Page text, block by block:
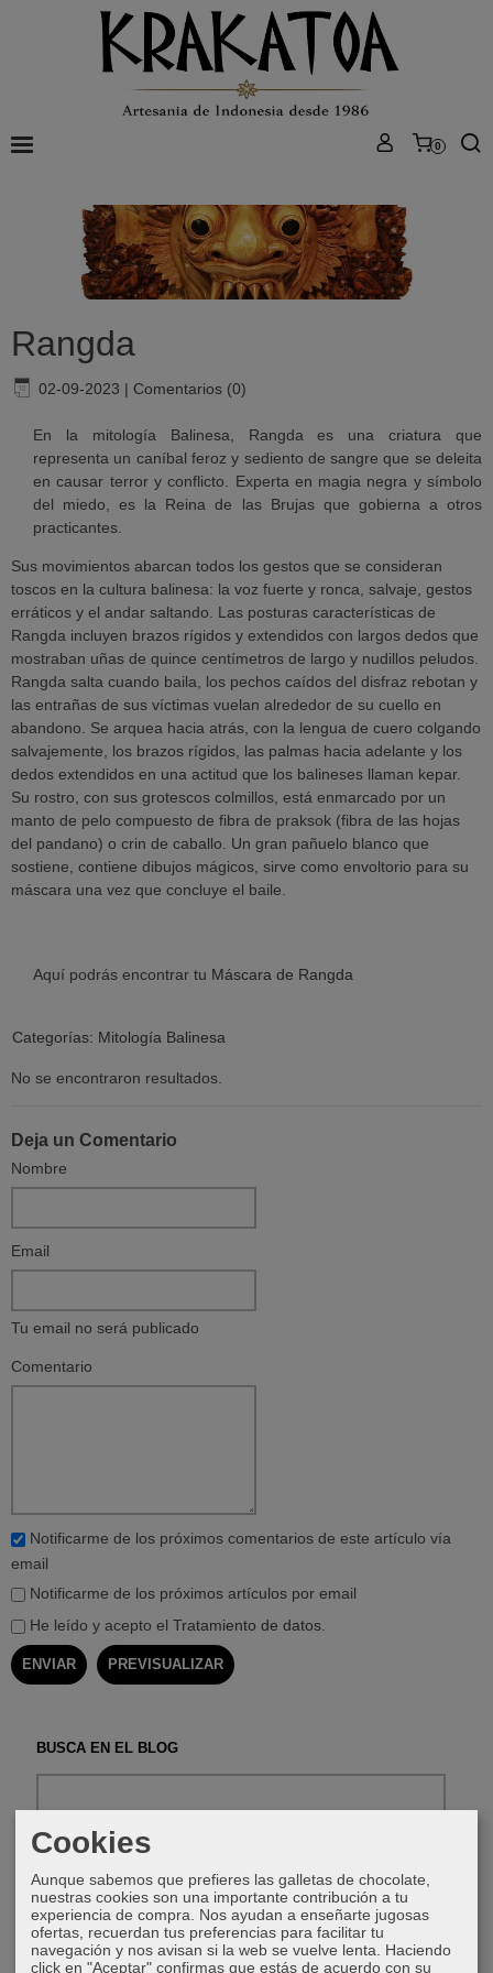
0
BUSCA EN EL BLOG
CATEGORÍAS DEL BLOG
Indonesia
Rangda
02-09-2023 | Comentarios (0)
En la mitología Balinesa, Rangda es una criatura que
representa un caníbal feroz y sediento de sangre que se deleita
en causar terror y conflicto. Experta en magia negra y símbolo
del miedo, es la Reina de las Brujas que gobierna a otros
practicantes.
Sus movimientos abarcan todos los gestos que se consideran
toscos en la cultura balinesa: la voz fuerte y ronca, salvaje, gestos
erráticos y el andar saltando. Las posturas características de
Rangda incluyen brazos rígidos y extendidos con largos dedos que
mostraban uñas de quince centímetros de largo y nudillos peludos.
Rangda salta cuando baila, los pechos caídos del disfraz rebotan y
las entrañas de sus víctimas vuelan alrededor de su cuello en
abandono. Se arquea hacia atrás, con la lengua de cuero colgando
salvajemente, los brazos rígidos, las palmas hacia adelante y los
dedos extendidos en una actitud que los balineses llaman kepar.
Su rostro, con sus grotescos colmillos, está enmarcado por un
manto de pelo compuesto de fibra de praksok (fibra de las hojas
del pandano) o crin de caballo. Un gran pañuelo blanco que
sostiene, contiene dibujos mágicos, sirve como envoltorio para su
máscara una vez que concluye el baile.
Aquí podrás encontrar tu Máscara de Rangda
Categorías: Mitología Balinesa
No se encontraron resultados.
Deja un Comentario
Nombre
Email
Tu email no será publicado
Comentario
Notificarme de los próximos comentarios de este artículo vía
email
Notificarme de los próximos artículos por email
He leído y acepto el Tratamiento de datos
Cookies
Aunque sabemos que prefieres las galletas de chocolate,
nuestras cookies son una importante contribución a tu
experiencia de compra. Nos ayudan a enseñarte jugosas
ofertas, recuerdan tus preferencias para facilitar tu
navegación y nos avisan si la web se vuelve lenta. Haciendo
click en "Aceptar" confirmas que estás de acuerdo con su